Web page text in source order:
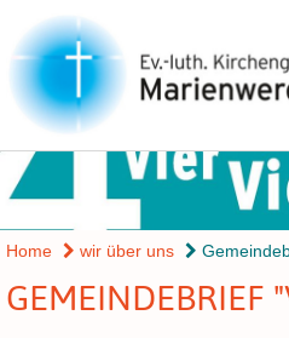
Home wir über uns
GEMEINDEBRIEF